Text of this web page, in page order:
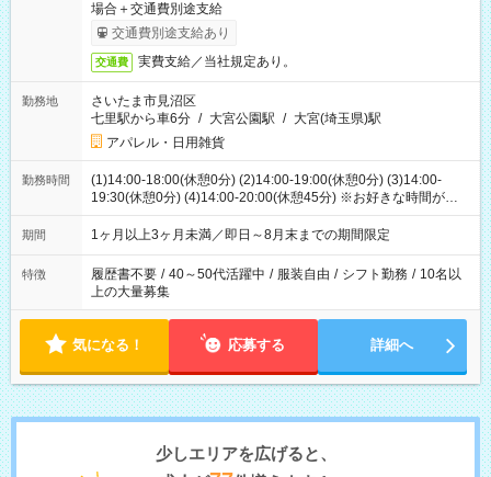
場合＋交通費別途支給
交通費別途支給あり
交通費 実費支給／当社規定あり。
勤務地
さいたま市見沼区
七里駅から車6分 / 大宮公園駅 / 大宮(埼玉県)駅
アパレル・日用雑貨
勤務時間
(1)14:00-18:00(休憩0分) (2)14:00-19:00(休憩0分) (3)14:00-
19:30(休憩0分) (4)14:00-20:00(休憩45分) ※お好きな時間が選べ
ます
期間 1ヶ月以上3ヶ月未満／即日～8月末までの期間限定
特徴 履歴書不要 / 40～50代活躍中 / 服装自由 / シフト勤務 / 10名以
上の大量募集
気になる！ 応募する 詳細へ
少しエリアを広げると、